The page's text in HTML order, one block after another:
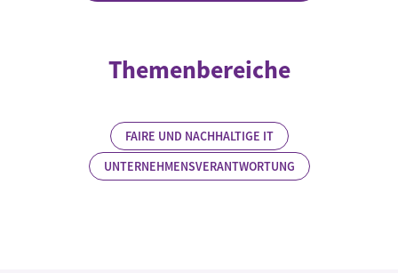
Themenbereiche
FAIRE UND NACHHALTIGE IT
UNTERNEHMENSVERANTWORTUNG